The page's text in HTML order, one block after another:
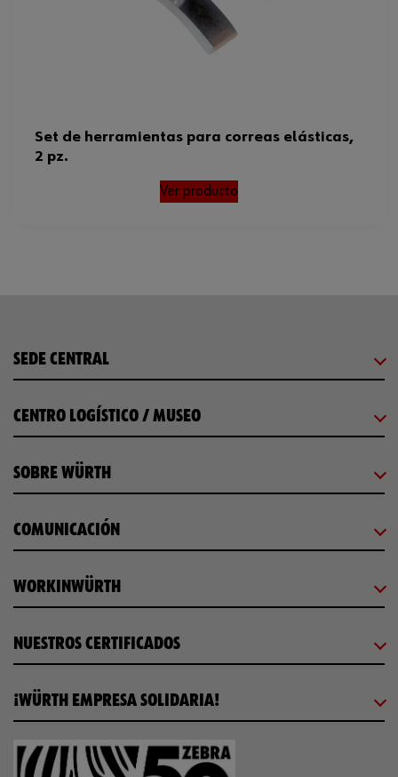
Set de herramientas para correas elásticas,
2 pz.
Ver producto
SEDE CENTRAL
CENTRO LOGÍSTICO / MUSEO
SOBRE WÜRTH
COMUNICACIÓN
WORKINWÜRTH
NUESTROS CERTIFICADOS
¡WÜRTH EMPRESA SOLIDARIA!